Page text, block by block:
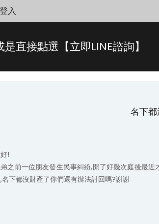
登入
直接點選【立即LINE諮詢】
名下
!
之前一位朋友發生民事糾紛,開了好幾次庭後最
名下都沒財產了你們還有辦法討回嗎?謝謝